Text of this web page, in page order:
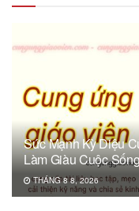
Sức Mạnh Kỳ Diệu
Làm Giàu Cuộc
THÁNG 8 8, 2026